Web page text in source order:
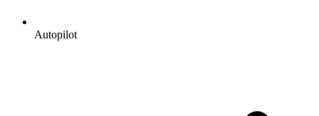
Autopilot